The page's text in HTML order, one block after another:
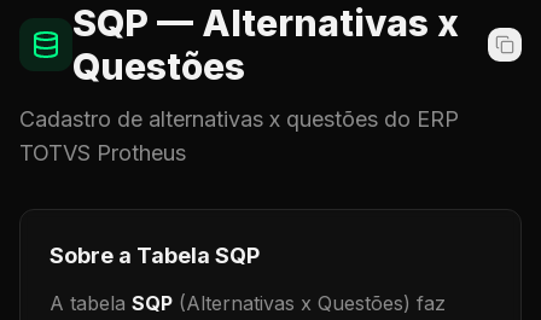
SQP — Alternativas x
Questões
Cadastro de alternativas x questões do ERP
TOTVS Protheus
Sobre a Tabela SQP
A tabela SQP (Alternativas x Questões) faz